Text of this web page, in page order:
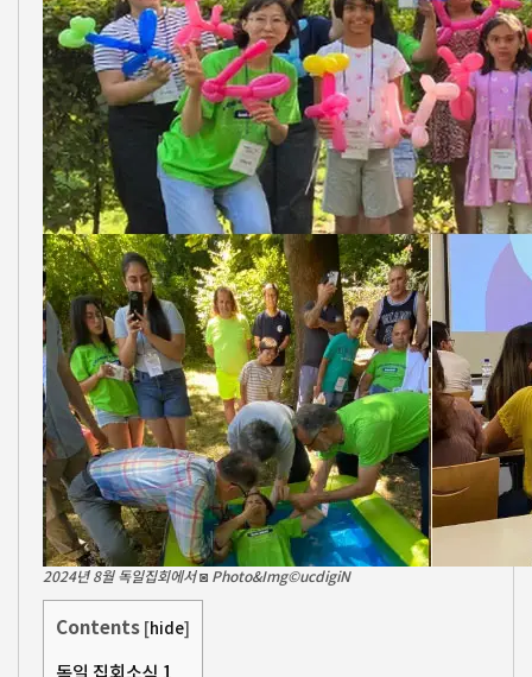
2024년 8월 독일집회에서 ◙ Photo&Img©ucdigiN
Contents [hide]
독일 집회소식 1